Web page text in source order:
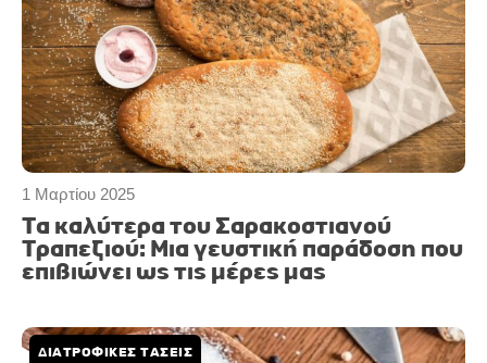
1 Μαρτίου 2025
Τα καλύτερα του Σαρακοστιανού
Τραπεζιού: Μια γευστική παράδοση που
επιβιώνει ως τις μέρες μας
ΔΙΑΤΡΟΦΙΚΕΣ ΤΑΣΕΙΣ